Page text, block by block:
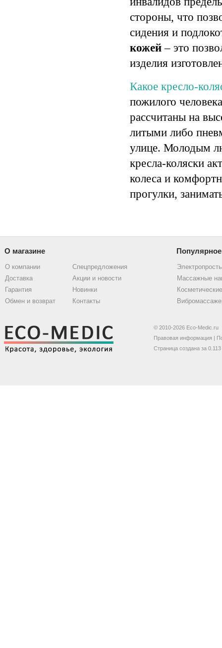
стороны, что
сидения и
кожей – это
изделия
Какое кресло-
пожилого
рассчитаны на
литыми либо
улице. Молодым
кресла-коляски
колеса и
прогулки,
О магазине Популярное
О компании
Доставка
Гарантия
Обмен и возврат
Спецпредложения
Акции и новости
Новинки
Контакты
Массажные
© 2010-2026 Eco-Medic.ru
Правовая информация |
Страница создана за